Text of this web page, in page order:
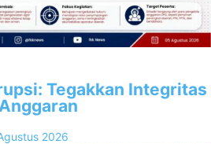
Tegakkan Integritas
2026